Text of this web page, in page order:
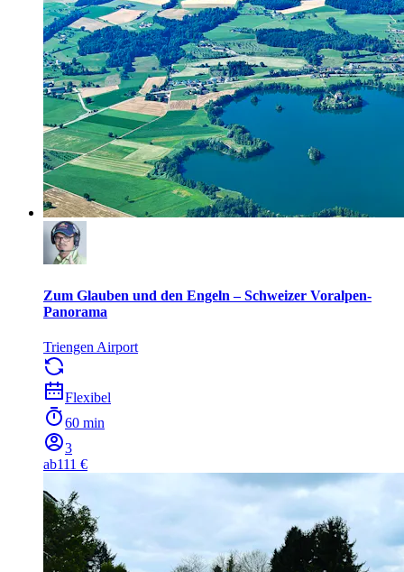
Zum Glauben und den Engeln – Schweizer Voralpen-
Panorama
Triengen Airport
Flexibel
60 min
3
ab111 €